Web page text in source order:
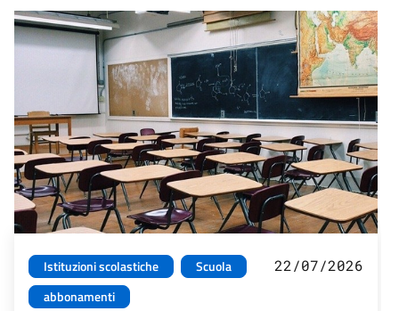
Istituzioni scolastiche
Scuola
abbonamenti
22/07/2026